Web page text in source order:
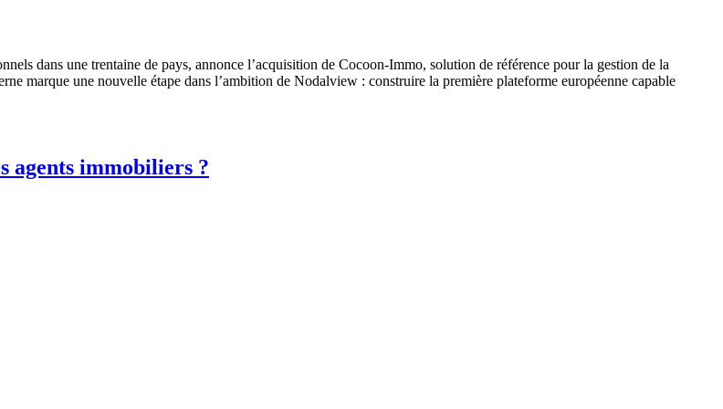
dans une trentaine de pays, annonce l’acquisition de Cocoon-Immo, solution de référence pour la gestion de la
marque une nouvelle étape dans l’ambition de Nodalview : construire la première plateforme européenne capable
agents immobiliers ?